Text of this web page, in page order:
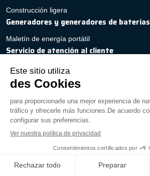
Construcción ligera
Generadores y generadores de baterías
Maletín de energía portátil
Servicio de atención al cliente
Presupuesto rápido y personalizado
Contacto
Servicio posventa
PREGUNTAS FRECUENTES
Aviso legal Política de privacidad